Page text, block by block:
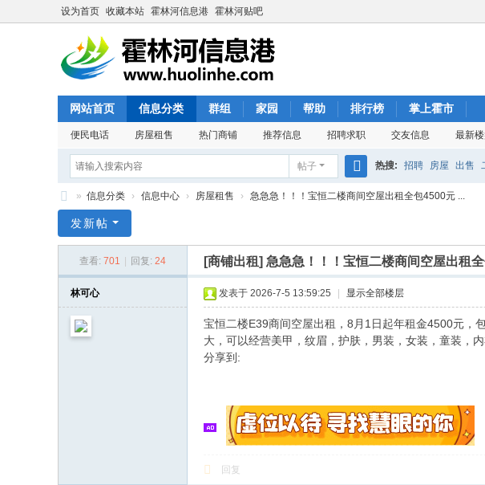
设为首页 收藏本站 霍林河信息港 霍林河贴吧
网站首页 信息分类 群组 家园 帮助 排行榜 掌上霍市
便民电话 房屋租售 热门商铺 推荐信息 招聘求职 交友信息 最新
帖子
搜
热搜: 招聘 房屋 出售
林
» 信息分类 › 信息中心 › 房屋租售 › 急急急！！！宝恒二楼商间空屋出租全包4500元 ...
发新帖
查看: 701 回复: 24 [商铺出租] 急急急！！！宝恒二楼商间空屋出租
林可心 发表于 2026-7-5 13:59:25 显示全部楼层
宝恒二楼E39商间空屋出租，8月1日起年租金4500元，
大，可以经营美甲，纹眉，护肤，男装，女装，童装，
分享到:
回复